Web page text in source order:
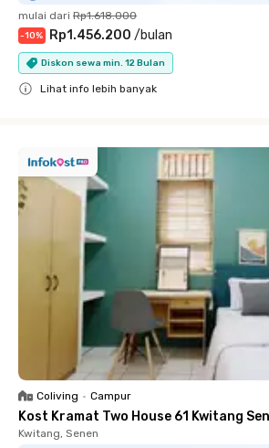
mulai dari Rp1.618.000
-10% Rp1.456.200 /bulan
Diskon sewa min. 12 Bulan
Lihat info lebih banyak
Coliving • Campur
Kost Kramat Two House 61 Kwitang
Kwitang, Senen